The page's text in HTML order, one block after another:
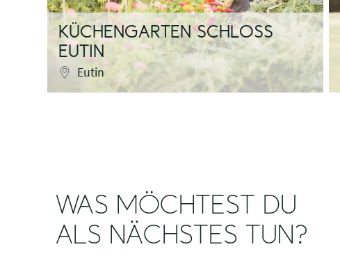
KÜCHENGARTEN SCHLOSS
EUTIN
Eutin
WAS MÖCHTEST DU
ALS NÄCHSTES TUN?